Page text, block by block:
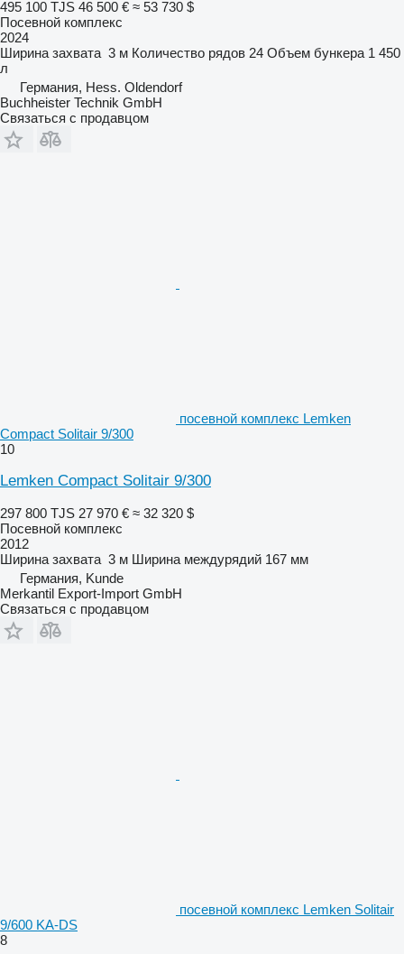
495 100 TJS 46 500 € ≈ 53 730 $
Посевной комплекс
2024
Ширина захвата 3 м Количество рядов 24 Объем бункера 1 450
л
Германия, Hess. Oldendorf
Buchheister Technik GmbH
Связаться с продавцом
посевной комплекс Lemken
Compact Solitair 9/300
10
Lemken Compact Solitair 9/300
297 800 TJS 27 970 € ≈ 32 320 $
Посевной комплекс
2012
Ширина захвата 3 м Ширина междурядий 167 мм
Германия, Kunde
Merkantil Export-Import GmbH
Связаться с продавцом
посевной комплекс Lemken Solitair
9/600 KA-DS
8